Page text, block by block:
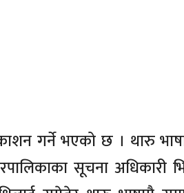
गर्ने भएको छ । थारु
सूचना अधिकारी